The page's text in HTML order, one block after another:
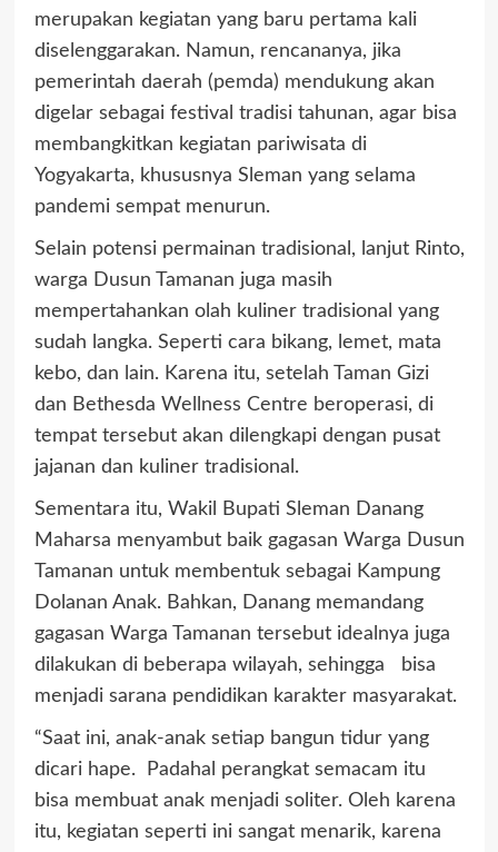
merupakan kegiatan yang baru pertama kali
diselenggarakan. Namun, rencananya, jika
pemerintah daerah (pemda) mendukung akan
digelar sebagai festival tradisi tahunan, agar bisa
membangkitkan kegiatan pariwisata di
Yogyakarta, khususnya Sleman yang selama
pandemi sempat menurun.
Selain potensi permainan tradisional, lanjut Rinto,
warga Dusun Tamanan juga masih
mempertahankan olah kuliner tradisional yang
sudah langka. Seperti cara bikang, lemet, mata
kebo, dan lain. Karena itu, setelah Taman Gizi
dan Bethesda Wellness Centre beroperasi, di
tempat tersebut akan dilengkapi dengan pusat
jajanan dan kuliner tradisional.
Sementara itu, Wakil Bupati Sleman Danang
Maharsa menyambut baik gagasan Warga Dusun
Tamanan untuk membentuk sebagai Kampung
Dolanan Anak. Bahkan, Danang memandang
gagasan Warga Tamanan tersebut idealnya juga
dilakukan di beberapa wilayah, sehingga bisa
menjadi sarana pendidikan karakter masyarakat.
“Saat ini, anak-anak setiap bangun tidur yang
dicari hape. Padahal perangkat semacam itu
bisa membuat anak menjadi soliter. Oleh karena
itu, kegiatan seperti ini sangat menarik, karena